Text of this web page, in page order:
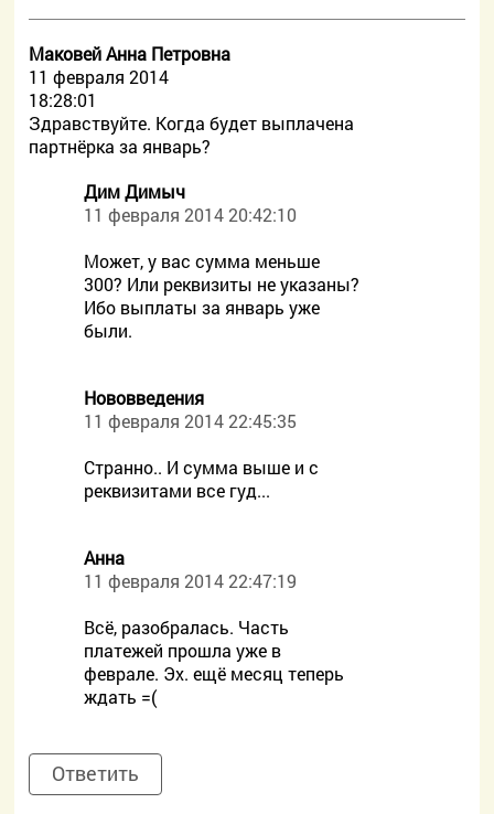
Маковей Анна Петровна
11 февраля 2014
18:28:01
Здравствуйте. Когда будет выплачена
партнёрка за январь?
Дим Димыч
11 февраля 2014 20:42:10
Может, у вас сумма меньше
300? Или реквизиты не указаны?
Ибо выплаты за январь уже
были.
Нововведения
11 февраля 2014 22:45:35
Странно.. И сумма выше и с
реквизитами все гуд...
Анна
11 февраля 2014 22:47:19
Всё, разобралась. Часть
платежей прошла уже в
феврале. Эх. ещё месяц теперь
ждать =(
Ответить